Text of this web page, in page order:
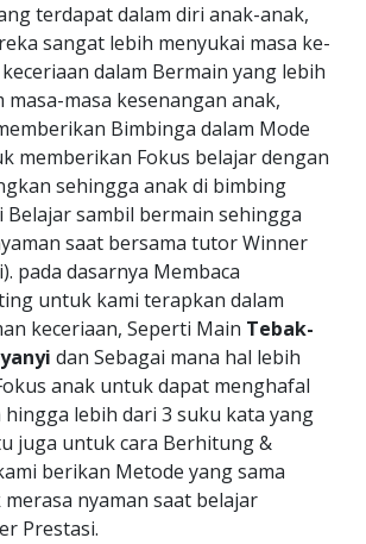
terdapat dalam diri anak-anak,
sangat lebih menyukai masa ke-
dalam Bermain yang lebih
masa kesenangan anak,
Bimbinga dalam Mode
memberikan Fokus belajar dengan
sehingga anak di bimbing
sambil bermain sehingga
saat bersama tutor Winner
pada dasarnya Membaca
untuk kami terapkan dalam
keceriaan, Seperti Main Tebak-
dan Sebagai mana hal lebih
anak untuk dapat menghafal
lebih dari 3 suku kata yang
juga untuk cara Berhitung &
berikan Metode yang sama
nyaman saat belajar
Prestasi.